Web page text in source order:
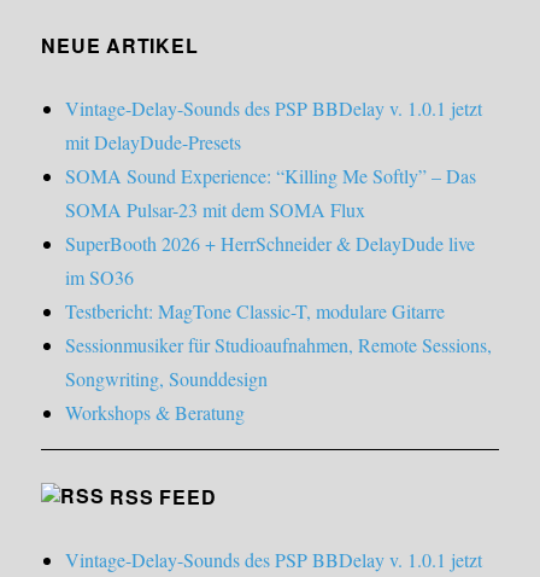
NEUE ARTIKEL
Vintage-Delay-Sounds des PSP BBDelay v. 1.0.1 jetzt
mit DelayDude-Presets
SOMA Sound Experience: “Killing Me Softly” – Das
SOMA Pulsar-23 mit dem SOMA Flux
SuperBooth 2026 + HerrSchneider & DelayDude live
im SO36
Testbericht: MagTone Classic-T, modulare Gitarre
Sessionmusiker für Studioaufnahmen, Remote Sessions,
Songwriting, Sounddesign
Workshops & Beratung
RSS FEED
Vintage-Delay-Sounds des PSP BBDelay v. 1.0.1 jetzt